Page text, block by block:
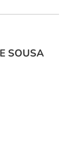
SOUSA